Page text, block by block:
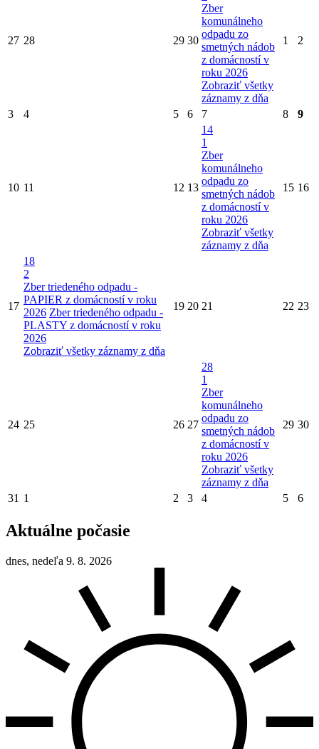
27 28 29 30
Zber
komunálneho
odpadu zo
smetných nádob
z domácností v
roku 2026
Zobraziť všetky
záznamy z dňa
1 2
3 4 5 6 7 8 9
10 11 12 13
14
1
Zber
komunálneho
odpadu zo
smetných nádob
z domácností v
roku 2026
Zobraziť všetky
záznamy z dňa
15 16
17
18
2
Zber triedeného odpadu -
PAPIER z domácností v roku
2026 Zber triedeného odpadu -
PLASTY z domácností v roku
2026
Zobraziť všetky záznamy z dňa
19 20 21 22 23
24 25 26 27
28
1
Zber
komunálneho
odpadu zo
smetných nádob
z domácností v
roku 2026
Zobraziť všetky
záznamy z dňa
29 30
31 1 2 3 4 5 6
Aktuálne počasie
dnes, nedeľa 9. 8. 2026